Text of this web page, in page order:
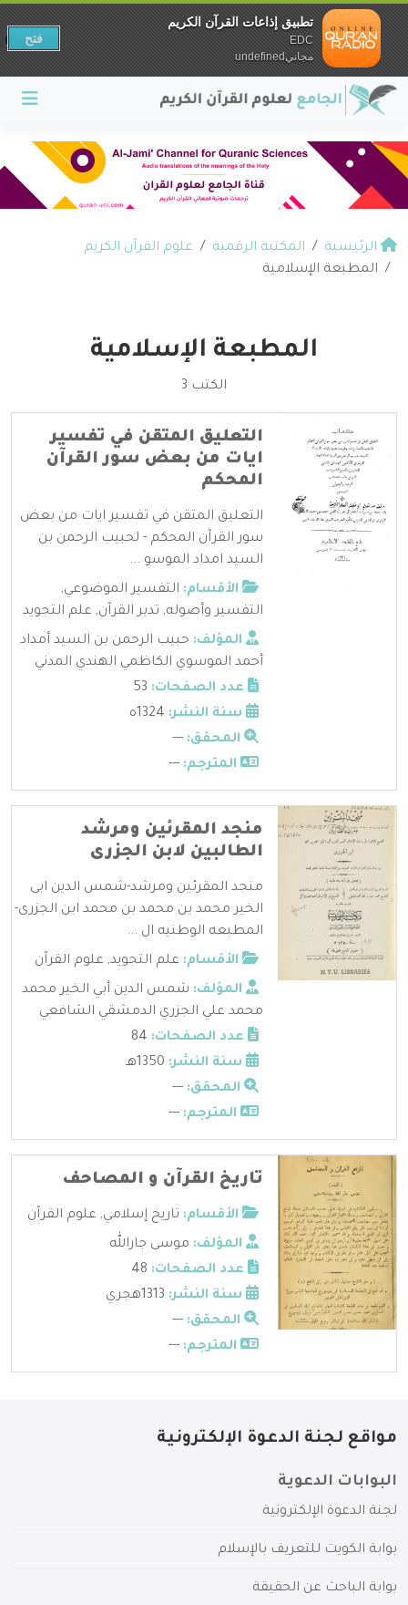
الرئيسية المكتبة الرقمية
علوم القرآن الكريم
المطبعة الإسلامية
المطبعة الإسلامية
الكتب 3
التعليق المتقن في تفسير
ايات من بعض سور القرآن
المحكم
التعليق المتقن في تفسير ايات من بعض
سور القرآن المحكم - لحبيب الرحمن بن
السيد امداد الموسو ...
الأقسام: التفسير الموضوعي,
التفسير وأصوله, تدبر القرآن, علم التجويد
المؤلف: حبيب الرحمن بن السيد أمداد
أحمد الموسوي الكاظمي الهندي المدني
عدد الصفحات:
سنة النشر:
المحقق: ---
المترجم: ---
منجد المقرئين ومرشد
الطالبين لابن الجزرى
منجد المقرئين ومرشد-شمس الدين ابى
الخير محمد بن محمد بن محمد ابن الجزرى-
المطبعه الوطنيه ال ...
الأقسام: علم التجويد, علوم القرآن
المؤلف: شمس الدين أبي الخير محمد
محمد علي الجزري الدمشقي الشافعي
عدد الصفحات:
سنة النشر:
المحقق: ---
المترجم: ---
تاريخ القرآن و المصاحف
الأقسام: تاريخ إسلامي, علوم القرآن
المؤلف: موسى جارالله
عدد الصفحات:
سنة النشر:
المحقق: ---
المترجم: ---
مواقع لجنة الدعوة الإلكترونية
البوابات الدعوية
لجنة الدعوة الإلكترونية
بوابة الكويت للتعريف بالإسلام
بوابة الباحث عن الحقيقة
تطبيق إذاعات القرآن الكريم
EDC
مجانيundefined
فتح